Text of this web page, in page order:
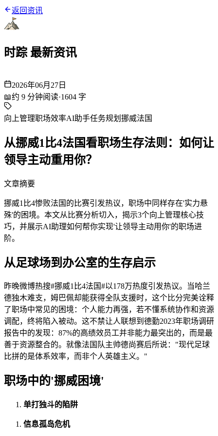
返回资讯
时踪 最新资讯
2026年06月27日
📖约 9 分钟阅读·1604 字
向上管理职场效率AI助手任务规划 挪威法国
从挪威1比4法国看职场生存法则：如何让
领导主动重用你？
文章摘要
挪威1比4惨败法国的比赛引发热议，职场中同样存在'实力悬
殊'的困境。本文从比赛分析切入，揭示3个向上管理核心技
巧，并展示AI助理如何帮你实现'让领导主动用你'的职场进
阶。
从足球场到办公室的生存启示
昨晚微博热搜#挪威1比4法国#以178万热度引发热议。当哈兰
德独木难支，姆巴佩却能获得全队支援时，这个比分完美诠释
了职场中常见的困境：个人能力再强，若不懂系统协作和资源
调配，终将陷入被动。这不禁让人联想到德勤2023年职场调研
报告中的发现：87%的高绩效员工并非能力最突出的，而是最
善于资源整合的。就像法国队主帅德尚赛后所说："现代足球
比拼的是体系效率，而非个人英雄主义。"
职场中的'挪威困境'
单打独斗的陷阱
信息孤岛危机